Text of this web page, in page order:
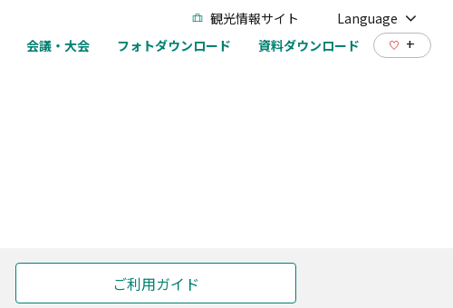
観光情報サイト
Language
会議・大会 フォトダウンロード 資料ダウンロード +
ご利用ガイド